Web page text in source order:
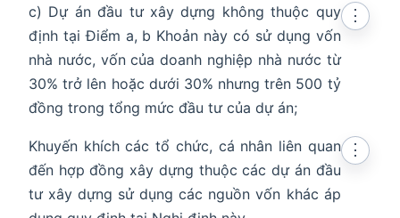
c) Dự án đầu tư xây dựng không thuộc quy
định tại Điểm a, b Khoản này có sử dụng vốn
nhà nước, vốn của doanh nghiệp nhà nước từ
30% trở lên hoặc dưới 30% nhưng trên 500 tỷ
đồng trong tổng mức đầu tư của dự án;
⋮
Khuyến khích các tổ chức, cá nhân liên quan
đến hợp đồng xây dựng thuộc các dự án đầu
tư xây dựng sử dụng các nguồn vốn khác áp
⋮